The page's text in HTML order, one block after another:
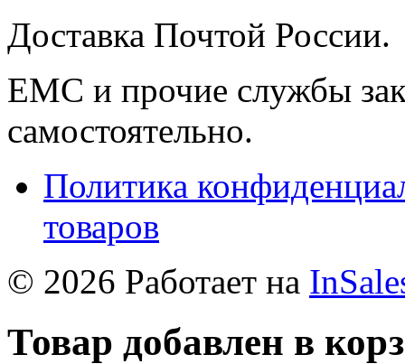
Доставка Почтой России.
ЕМС и прочие службы
самостоятельно.
Политика
товаров
© 2026 Работает на
Товар добавлен в